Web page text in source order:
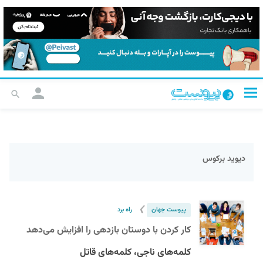
دیوید برکوس
پیوست جهان ❯ راه برد
کار کردن با دوستان بازدهی را افزایش می‌دهد
کلمه‌های ناجی، کلمه‌های قاتل